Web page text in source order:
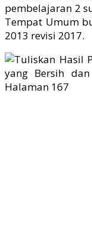
pembelajaran 2
Tempat Umum
2013 revisi 2017.